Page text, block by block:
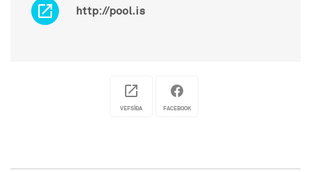
http://pool.is
VEFSÍÐA FACEBOOK